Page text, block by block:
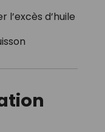
d’huile